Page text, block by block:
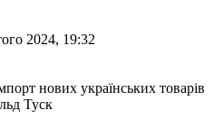
2024, 19:32
Туск